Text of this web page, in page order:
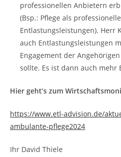
professionellen Anbietern
(Bsp.: Pflege als
Entlastungsleistungen). Herr
auch Entlastungsleistungen
Engagement der
sollte. Es ist dann auch mehr
Hier geht’s zum
https://www.etl-advision.de/
ambulante-pflege2024
Ihr David Thiele